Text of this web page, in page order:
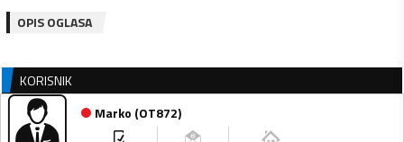
OPIS OGLASA
KORISNIK
Marko (OT872)